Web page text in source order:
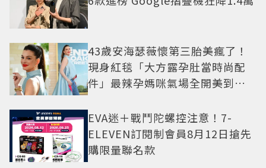
43歲安海瑟薇懷第三胎美瘋了！
現身紅毯「大方露孕肚當時尚配
件」最辣孕媽咪氣場全開美到發
EVA迷＋戰鬥陀螺控注意！7-
ELEVEN訂閱制會員8月12日搶先
購限量聯名款